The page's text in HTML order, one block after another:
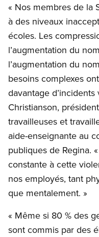
« Nos membres de la
à des niveaux
écoles. Les
l’augmentation du
l’augmentation du
besoins complexes
davantage
Christianson,
travailleuses et
aide-enseignante au
publiques de Regina.
constante à cette
nos employés, tant
que mentalement. »
« Même si 80 % des
sont commis par des